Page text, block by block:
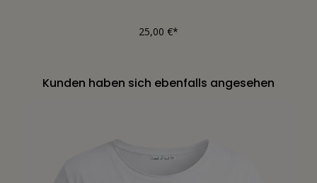
25,00 €*
Kunden haben sich ebenfalls angesehen